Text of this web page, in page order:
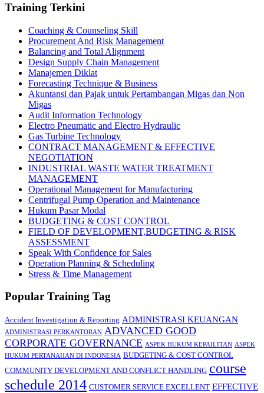
Training Terkini
Coaching & Counseling Skill
Procurement And Risk Management
Balancing and Total Alignment
Design Supply Chain Management
Manajemen Diklat
Forecasting Technique & Business
Akuntansi dan Pajak untuk Pertambangan Migas dan Non
Migas
Audit Information Technology
Electro Pneumatic and Electro Hydraulic
Gas Turbine Technology
CONTRACT MANAGEMENT & EFFECTIVE
NEGOTIATION
INDUSTRIAL WASTE WATER TREATMENT
MANAGEMENT
Operational Management for Manufacturing
Centrifugal Pump Operation and Maintenance
Hukum Pasar Modal
BUDGETING & COST CONTROL
FIELD OF DEVELOPMENT,BUDGETING & RISK
ASSESSMENT
Speak With Confidence for Sales
Operation Planning & Scheduling
Stress & Time Management
Popular Training Tag
Accident Investigation & Reporting ADMINISTRASI KEUANGAN
ADMINISTRASI PERKANTORAN ADVANCED GOOD
CORPORATE GOVERNANCE ASPEK HUKUM KEPAILITAN ASPEK
HUKUM PERTANAHAN DI INDONESIA BUDGETING & COST CONTROL
COMMUNITY DEVELOPMENT AND CONFLICT HANDLING course
schedule 2014 CUSTOMER SERVICE EXCELLENT EFFECTIVE